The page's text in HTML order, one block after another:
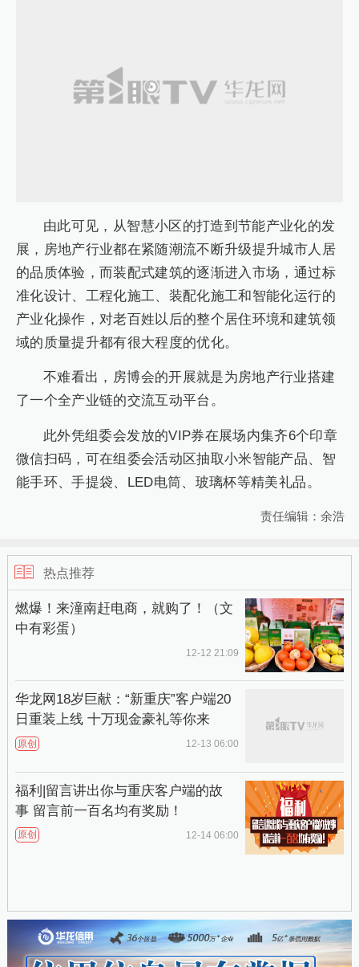
由此可见，从智慧小区的打造到节能产业化的发
展，房地产行业都在紧随潮流不断升级提升城市人居
的品质体验，而装配式建筑的逐渐进入市场，通过标
准化设计、工程化施工、装配化施工和智能化运行的
产业化操作，对老百姓以后的整个居住环境和建筑领
域的质量提升都有很大程度的优化。
不难看出，房博会的开展就是为房地产行业搭建
了一个全产业链的交流互动平台。
此外凭组委会发放的VIP券在展场内集齐6个印章
微信扫码，可在组委会活动区抽取小米智能产品、智
能手环、手提袋、LED电筒、玻璃杯等精美礼品。
责任编辑：余浩
热点推荐
燃爆！来潼南赶电商，就购了！（文
中有彩蛋）
12-12 21:09
华龙网18岁巨献：“新重庆”客户端20
日重装上线 十万现金豪礼等你来
原创 12-13 06:00
福利|留言讲出你与重庆客户端的故
事 留言前一百名均有奖励！
原创 12-14 06:00